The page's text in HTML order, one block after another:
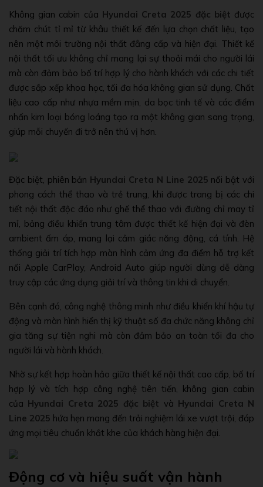
Không gian cabin của Hyundai Creta 2025 đặc biệt được
chăm chút tỉ mỉ từ khâu thiết kế đến lựa chọn chất liệu, tạo
nên một môi trường nội thất đẳng cấp và hiện đại. Thiết kế
nội thất tối ưu không chỉ mang lại sự thoải mái cho người lái
mà còn đảm bảo bố trí hợp lý cho hành khách với các chi tiết
được sắp xếp khoa học, tối đa hóa không gian sử dụng. Chất
liệu cao cấp như nhựa mềm mịn, da bọc tinh tế và các điểm
nhấn kim loại bóng loáng tạo ra một không gian sang trọng,
giúp mỗi chuyến đi trở nên thú vị hơn.
Đặc biệt, phiên bản Hyundai Creta N Line 2025 nổi bật với
phong cách thể thao và trẻ trung, khi được trang bị các chi
tiết nội thất độc đáo như ghế thể thao với đường chỉ may tỉ
mỉ, bảng điều khiển trung tâm được thiết kế hiện đại và đèn
ambient ấm áp, mang lại cảm giác năng động, cá tính. Hệ
thống giải trí tích hợp màn hình cảm ứng đa điểm hỗ trợ kết
nối Apple CarPlay, Android Auto giúp người dùng dễ dàng
truy cập các ứng dụng giải trí và thông tin khi di chuyển.
Bên cạnh đó, công nghệ thông minh như điều khiển khí hậu tự
động và màn hình hiển thị kỹ thuật số đa chức năng không chỉ
gia tăng sự tiện nghi mà còn đảm bảo an toàn tối đa cho
người lái và hành khách.
Nhờ sự kết hợp hoàn hảo giữa thiết kế nội thất cao cấp, bố trí
hợp lý và tích hợp công nghệ tiên tiến, không gian cabin
của Hyundai Creta 2025 đặc biệt và Hyundai Creta N
Line 2025 hứa hẹn mang đến trải nghiệm lái xe vượt trội, đáp
ứng mọi tiêu chuẩn khắt khe của khách hàng hiện đại.
Động cơ và hiệu suất vận hành